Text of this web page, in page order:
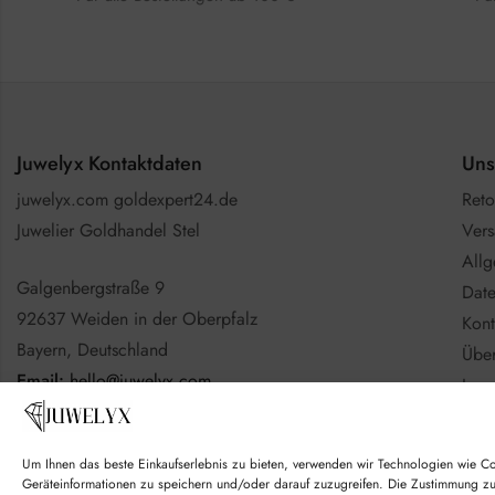
Um Ihnen das beste Einkaufserlebnis zu bieten, verwenden wir Technologien wie
Geräteinformationen zu speichern und/oder darauf zuzugreifen. Die Zustimmung
Juwelyx Kontaktdaten
juwelyx.com goldexpert24.de
Juwelier Goldhandel Stel
Galgenbergstraße 9
92637 Weiden in der Oberpfalz
Bayern, Deutschland
Email:hello@juwelyx.com
Nutzen Sie gerne das